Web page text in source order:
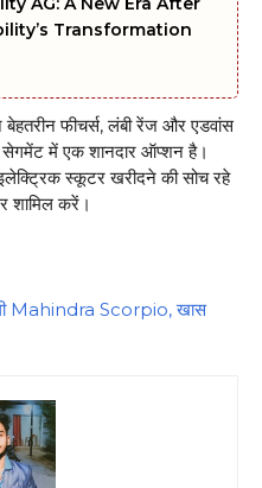
Transformation
फीचर्स, लंबी रेंज और एडवांस
सेगमेंट में एक शानदार ऑप्शन है।
स्कूटर खरीदने की सोच रहे
शामिल करें।
Mahindra Scorpio, खास